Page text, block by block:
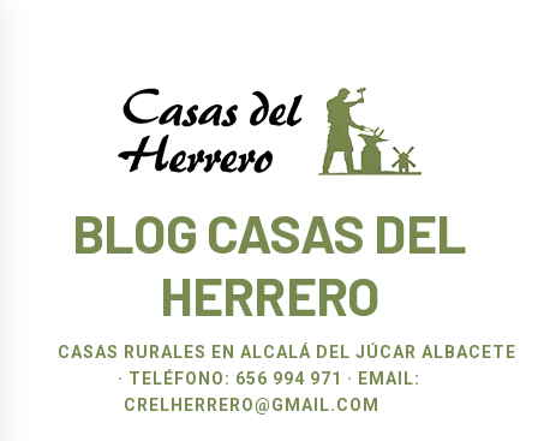
BLOG CASAS DEL
HERRERO
CASAS RURALES EN ALCALÁ DEL JÚCAR ALBACETE
· TELÉFONO: 656 994 971 · EMAIL:
CRELHERRERO@GMAIL.COM